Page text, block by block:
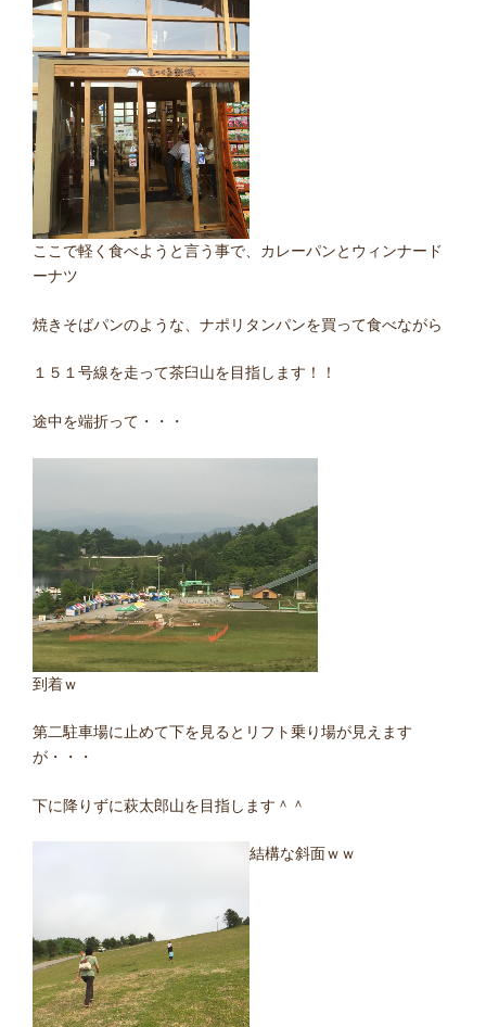
ここで軽く食べようと言う事で、カレーパンとウィンナード
ーナツ
焼きそばパンのような、ナポリタンパンを買って食べながら
１５１号線を走って茶臼山を目指します！！
途中を端折って・・・
到着ｗ
第二駐車場に止めて下を見るとリフト乗り場が見えます
が・・・
下に降りずに萩太郎山を目指します＾＾
結構な斜面ｗｗ